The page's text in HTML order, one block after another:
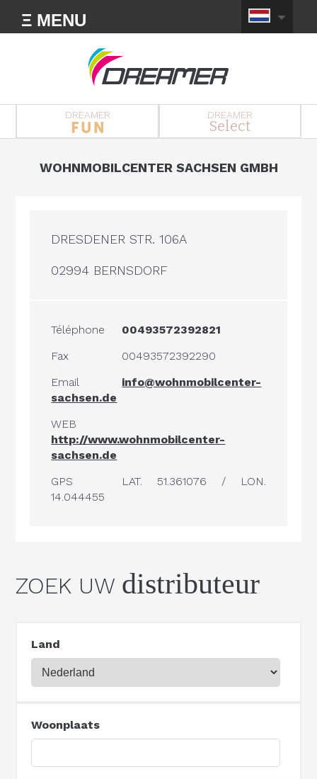
Ξ MENU
DREAMER DREAMER
Select
WOHNMOBILCENTER SACHSEN GMBH
DRESDENER STR. 106A
02994 BERNSDORF
Téléphone
00493572392821
Fax
00493572392290
Email
info@wohnmobilcenter-
sachsen.de
WEB
http://www.wohnmobilcenter-
sachsen.de
GPS
LAT. 51.361076 / LON.
14.044455
ZOEK UW distributeur
Land
Woonplaats